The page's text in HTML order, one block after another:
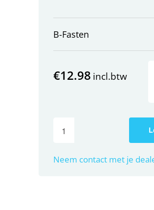
B-Fasten
€12.98 incl.btw
Neem contact met je